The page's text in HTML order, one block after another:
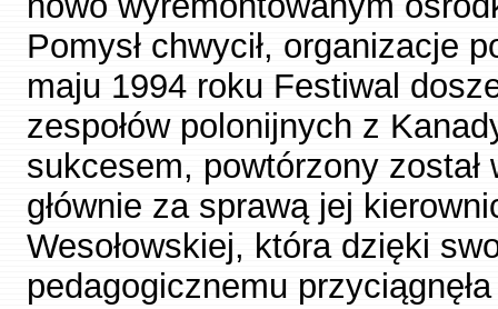
Pomysł chwycił, organizacje
maju 1994 roku Festiwal
zespołów polonijnych z
sukcesem, powtórzony
głównie za sprawą jej
Wesołowskiej, która dzięki
pedagogicznemu